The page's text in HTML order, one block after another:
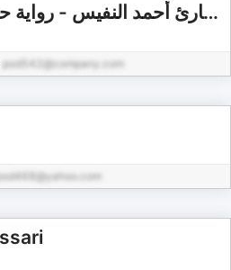
القارئ أحمد النفيس - رواية حفص عن عاصم - Ahmad Al Nufais - Rewayat Hafs A'n Assem |
pod542@company.com